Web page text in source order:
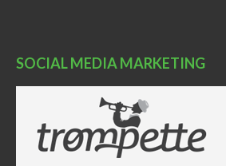
SOCIAL MEDIA MARKETING